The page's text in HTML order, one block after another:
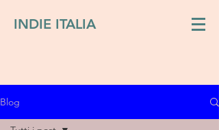
INDIE ITALIA
Blog